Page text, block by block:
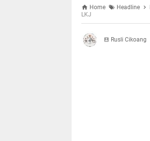
Home Headline
LKJ
Rusli Cikoang